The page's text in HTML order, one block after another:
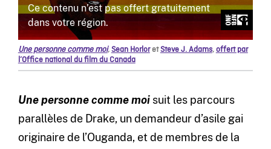
Une personne comme moi,Sean HorloretSteve J. Adams,offert par
l’Office national du film du Canada
Une personne comme moisuit les parcours
parallèles de Drake, un demandeur d’asile gai
originaire de l’Ouganda, et de membres de la